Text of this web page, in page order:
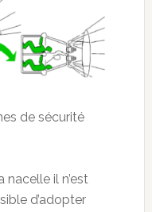
de sécurité
il n’est
d’adopter